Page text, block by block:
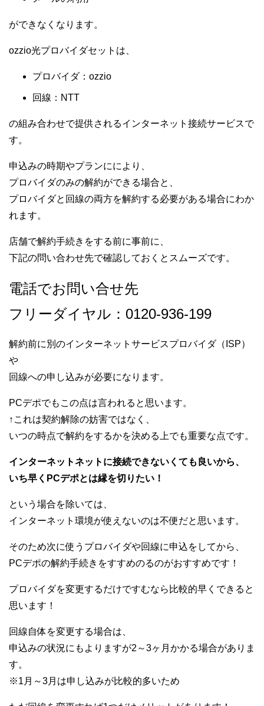
ができなくなります。
ozzio光プロバイダセットは、
プロバイダ：ozzio
回線：NTT
の組み合わせで提供されるインターネット接続サービスで
す。
申込みの時期やプランににより、
プロバイダのみの解約ができる場合と、
プロバイダと回線の両方を解約する必要がある場合にわか
れます。
店舗で解約手続きをする前に事前に、
下記の問い合わせ先で確認しておくとスムーズです。
電話でお問い合せ先
フリーダイヤル：0120-936-199
解約前に別のインターネットサービスプロバイダ（ISP）
や
回線への申し込みが必要になります。
PCデポでもこの点は言われると思います。
↑これは契約解除の妨害ではなく、
いつの時点で解約をするかを決める上でも重要な点です。
インターネットネットに接続できないくても良いから、
いち早くPCデポとは縁を切りたい！
という場合を除いては、
インターネット環境が使えないのは不便だと思います。
そのため次に使うプロバイダや回線に申込をしてから、
PCデポの解約手続きをすすめのるのがおすすめです！
プロバイダを変更するだけですむなら比較的早くできると
思います！
回線自体を変更する場合は、
申込みの状況にもよりますが2～3ヶ月かかる場合がありま
す。
※1月～3月は申し込みが比較的多いため